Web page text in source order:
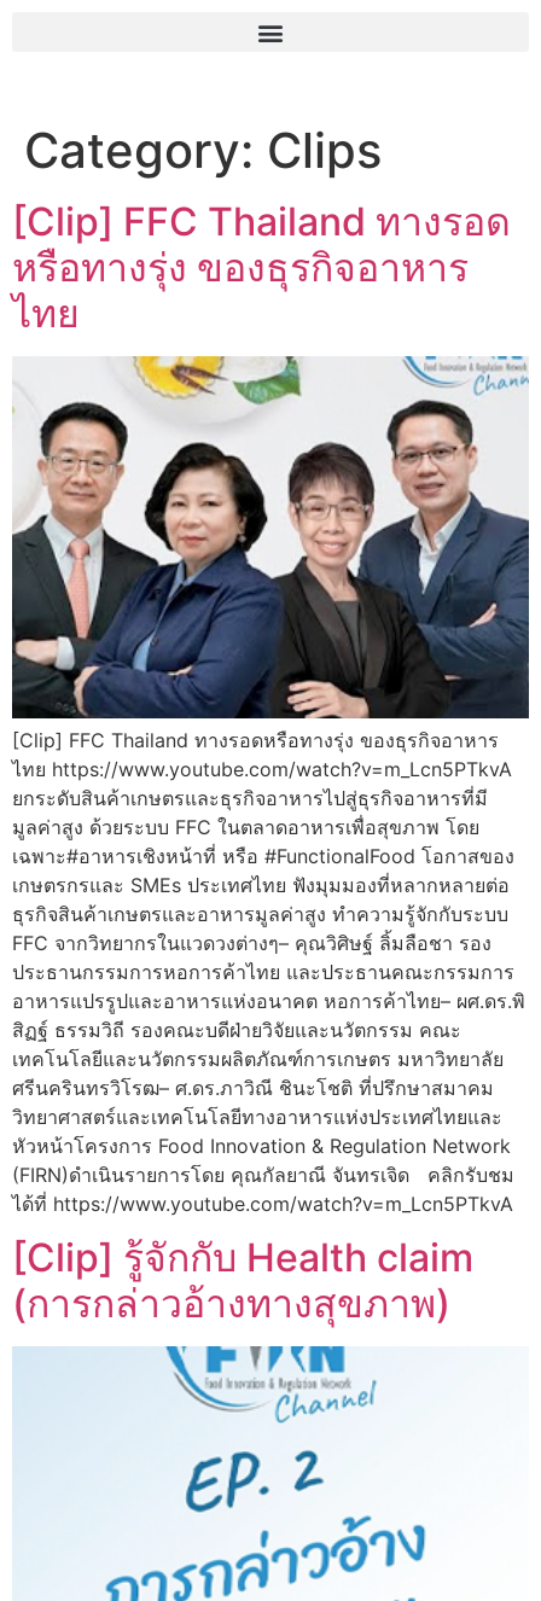
Category: Clips
[Clip] FFC Thailand ทางรอด
หรือทางรุ่ง ของธุรกิจอาหาร
ไทย
[Clip] FFC Thailand ทางรอดหรือทางรุ่ง ของธุรกิจอาหาร
ไทย https://www.youtube.com/watch?v=m_Lcn5PTkvA
ยกระดับสินค้าเกษตรและธุรกิจอาหารไปสู่ธุรกิจอาหารที่มี
มูลค่าสูง ด้วยระบบ FFC ในตลาดอาหารเพื่อสุขภาพ โดย
เฉพาะ#อาหารเชิงหน้าที่ หรือ #FunctionalFood โอกาสของ
เกษตรกรและ SMEs ประเทศไทย ฟังมุมมองที่หลากหลายต่อ
ธุรกิจสินค้าเกษตรและอาหารมูลค่าสูง ทำความรู้จักกับระบบ
FFC จากวิทยากรในแวดวงต่างๆ– คุณวิศิษฐ์ ลิ้มลือชา รอง
ประธานกรรมการหอการค้าไทย และประธานคณะกรรมการ
อาหารแปรรูปและอาหารแห่งอนาคต หอการค้าไทย– ผศ.ดร.พิ
สิฏฐ์ ธรรมวิถี รองคณะบดีฝ่ายวิจัยและนวัตกรรม คณะ
เทคโนโลยีและนวัตกรรมผลิตภัณฑ์การเกษตร มหาวิทยาลัย
ศรีนครินทรวิโรฒ– ศ.ดร.ภาวิณี ชินะโชติ ที่ปรึกษาสมาคม
วิทยาศาสตร์และเทคโนโลยีทางอาหารแห่งประเทศไทยและ
หัวหน้าโครงการ Food Innovation & Regulation Network
(FIRN)ดำเนินรายการโดย คุณกัลยาณี จันทรเจิด คลิกรับชม
ได้ที่ https://www.youtube.com/watch?v=m_Lcn5PTkvA
[Clip] รู้จักกับ Health claim
(การกล่าวอ้างทางสุขภาพ)